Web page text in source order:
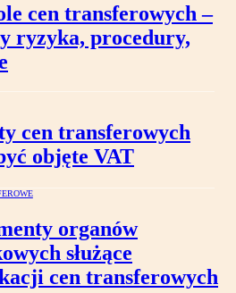
cen transferowych –
ryzyka, procedury,
cen transferowych
objęte VAT
organów
służące
cen transferowych